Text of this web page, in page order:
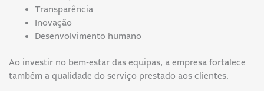
Transparência
Inovação
Desenvolvimento humano
Ao investir no bem-estar das equipas, a empresa fortalece
também a qualidade do serviço prestado aos clientes.